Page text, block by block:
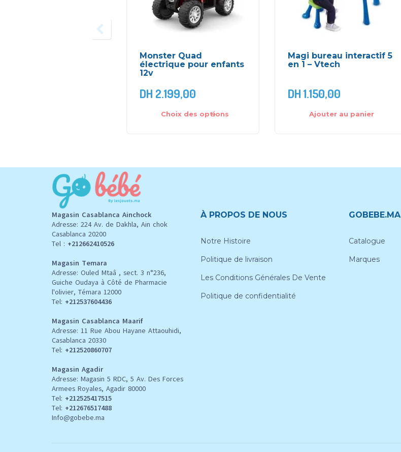
Monster Quad
électrique pour enfants
12v
DH 2.199,00
Choix des options
Magi bureau interactif 5
en 1 – Vtech
DH1.150,00
Ajouter au panier
Magasin Casablanca Ainchock
Adresse: 224 Av. de Dakhla, Ain chok
Casablanca 20200
Tel : +212662410526
Magasin Temara
Adresse: Ouled Mtaâ , sect. 3 n°236,
Guiche Oudaya à Côté de Pharmacie
l'olivier, Témara 12000
Tel: +212537604436
Magasin Casablanca Maarif
Adresse: 11 Rue Abou Hayane Attaouhidi,
Casablanca 20330
Tel: +212520860707
Magasin Agadir
Adresse: Magasin 5 RDC, 5 Av. Des Forces
Armees Royales, Agadir 80000
Tel: +212525417515
Tel: +212676517488
Info@gobebe.ma
À PROPOS DE NOUS
Notre Histoire
Politique de livraison
Les Conditions Générales De Vente
Politique de confidentialité
GOBEBE.MA
Catalogue
Marques